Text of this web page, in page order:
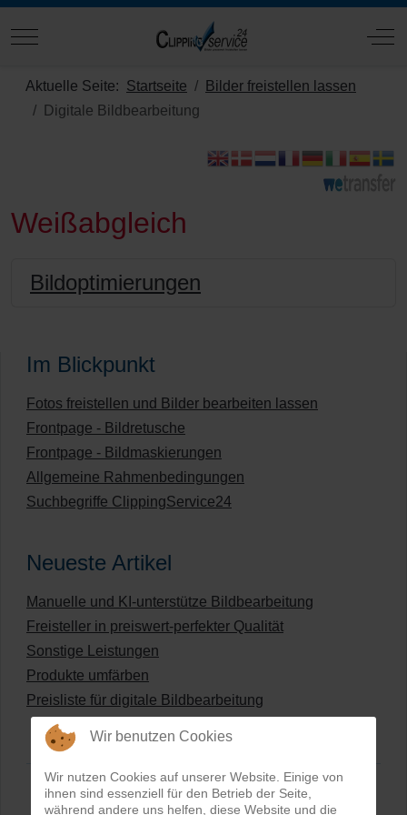
Mobile Menu Toggle Off-
Aktuelle Seite: Startseite
Bilder freistellen lassen
Digitale Bildbearbeitung
Weißabgleich
Bildoptimierungen
Im Blickpunkt
Fotos freistellen und Bilder bearbeiten lassen
Frontpage - Bildretusche
Frontpage - Bildmaskierungen
Allgemeine Rahmenbedingungen
Suchbegriffe ClippingService24
Neueste Artikel
Manuelle und KI-unterstütze Bildbearbeitung
Freisteller in preiswert-perfekter Qualität
Sonstige Leistungen
Produkte umfärben
Preisliste für digitale Bildbearbeitung
Wir benutzen Cookies
Wir nutzen Cookies auf unserer Website. Einige von
ihnen sind essenziell für den Betrieb der Seite,
während andere uns helfen, diese Website und die